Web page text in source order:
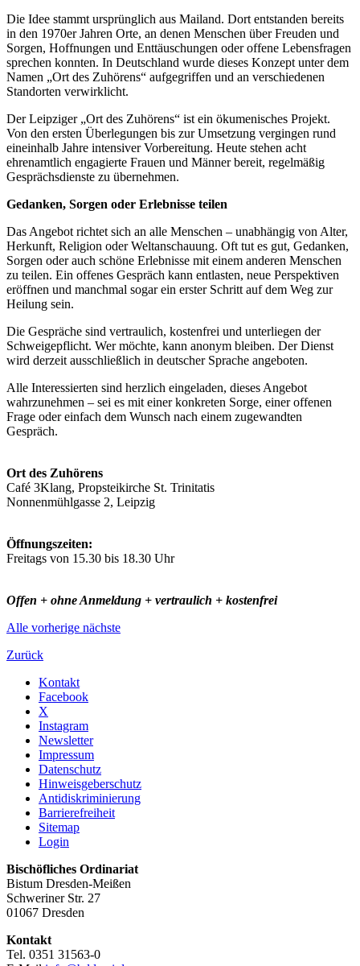
Die Idee stammt ursprünglich aus Mailand. Dort entstanden bereits
in den 1970er Jahren Orte, an denen Menschen über Freuden und
Sorgen, Hoffnungen und Enttäuschungen oder offene Lebensfragen
sprechen konnten. In Deutschland wurde dieses Konzept unter dem
Namen „Ort des Zuhörens“ aufgegriffen und an verschiedenen
Standorten verwirklicht.
Der Leipziger „Ort des Zuhörens“ ist ein ökumenisches Projekt.
Von den ersten Überlegungen bis zur Umsetzung vergingen rund
eineinhalb Jahre intensiver Vorbereitung. Heute stehen acht
ehrenamtlich engagierte Frauen und Männer bereit, regelmäßig
Gesprächsdienste zu übernehmen.
Gedanken, Sorgen oder Erlebnisse teilen
Das Angebot richtet sich an alle Menschen – unabhängig von Alter,
Herkunft, Religion oder Weltanschauung. Oft tut es gut, Gedanken,
Sorgen oder auch schöne Erlebnisse mit einem anderen Menschen
zu teilen. Ein offenes Gespräch kann entlasten, neue Perspektiven
eröffnen und manchmal sogar ein erster Schritt auf dem Weg zur
Heilung sein.
Die Gespräche sind vertraulich, kostenfrei und unterliegen der
Schweigepflicht. Wer möchte, kann anonym bleiben. Der Dienst
wird derzeit ausschließlich in deutscher Sprache angeboten.
Alle Interessierten sind herzlich eingeladen, dieses Angebot
wahrzunehmen – sei es mit einer konkreten Sorge, einer offenen
Frage oder einfach dem Wunsch nach einem zugewandten
Gespräch.
Ort des Zuhörens
Café 3Klang, Propsteikirche St. Trinitatis
Nonnenmühlgasse 2, Leipzig
Öffnungszeiten:
Freitags von 15.30 bis 18.30 Uhr
Offen + ohne Anmeldung + vertraulich + kostenfrei
Alle vorherige nächste
Zurück
Kontakt
Facebook
X
Instagram
Newsletter
Impressum
Datenschutz
Hinweisgeberschutz
Antidiskriminierung
Barrierefreiheit
Sitemap
Login
Bischöfliches Ordinariat
Bistum Dresden-Meißen
Schweriner Str. 27
01067 Dresden
Kontakt
Tel. 0351 31563-0